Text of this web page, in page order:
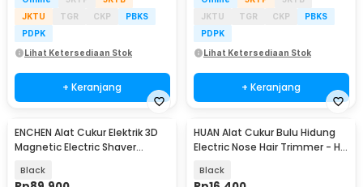
JKTU
TGR CKP
PBKS
PDPK
Lihat Ketersediaan Stok
+ Keranjang
JKTU
TGR CKP
PBKS
PDPK
Lihat Ketersediaan Stok
+ Keranjang
ENCHEN Alat Cukur Elektrik 3D
Magnetic Electric Shaver
Black
HUAN Alat Cukur Bulu Hidung
Electric Nose Hair Trimmer - H-
Black